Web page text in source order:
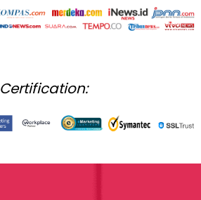
Certification: